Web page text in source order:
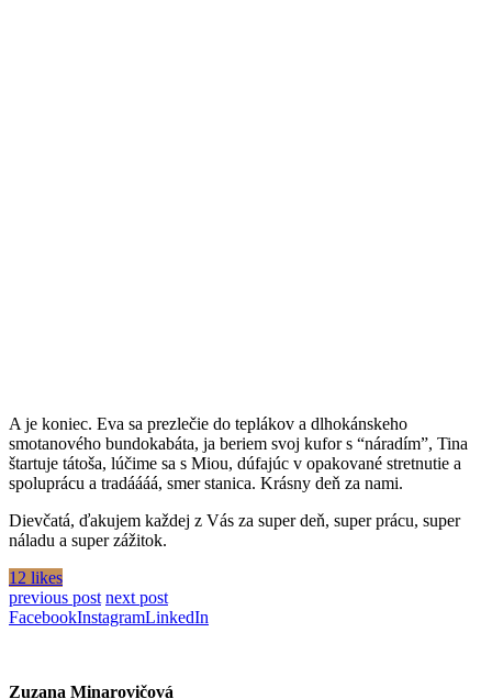
A je koniec. Eva sa prezlečie do teplákov a dlhokánskeho
smotanového bundokabáta, ja beriem svoj kufor s “náradím”, Tina
štartuje tátoša, lúčime sa s Miou, dúfajúc v opakované stretnutie a
spoluprácu a tradáááá, smer stanica. Krásny deň za nami.
Dievčatá, ďakujem každej z Vás za super deň, super prácu, super
náladu a super zážitok.
12 likes
previous post next post
FacebookInstagramLinkedIn
Zuzana Minarovičová